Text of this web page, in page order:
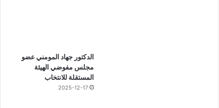
الدكتور جهاد المومني عضو
مجلس مفوضي الهيئة
المستقلة للانتخاب
2025-12-17